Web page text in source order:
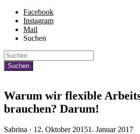
Facebook
Instagram
Mail
Suchen
Warum wir flexible
brauchen? Darum!
Sabrina · Veröffentlicht
12. Oktober 20151. Januar 2017